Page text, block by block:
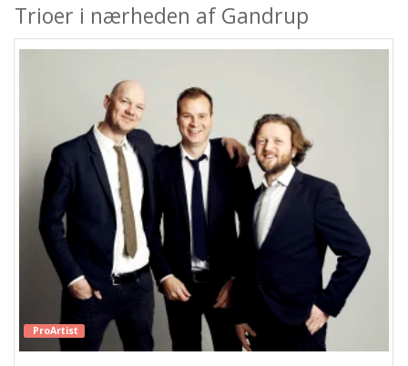
Trioer i nærheden af Gandrup
ProArtist